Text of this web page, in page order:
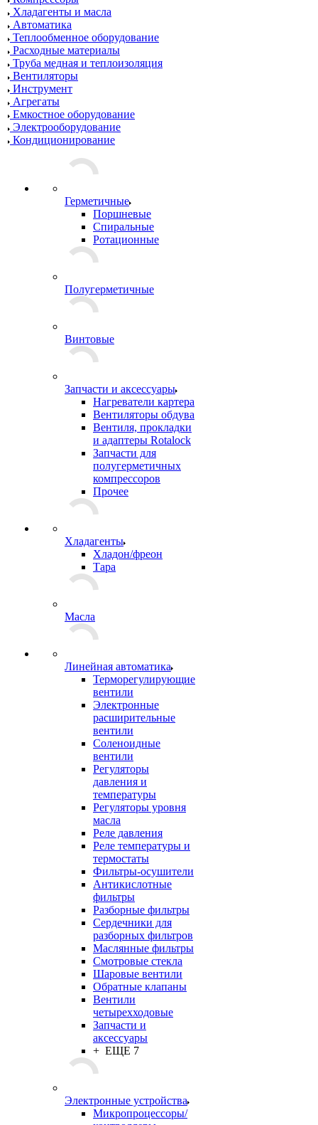
Хладагенты и масла
Автоматика
Теплообменное оборудование
Расходные материалы
Труба медная и теплоизоляция
Вентиляторы
Инструмент
Агрегаты
Емкостное оборудование
Электрооборудование
Кондиционирование
Герметичные
Поршневые
Спиральные
Ротационные
Полугерметичные
Винтовые
Запчасти и аксессуары
Нагреватели картера
Вентиляторы обдува
Вентиля, прокладки
и адаптеры Rotalock
Запчасти для
полугерметичных
компрессоров
Прочее
Хладагенты
Хладон/фреон
Тара
Масла
Линейная автоматика
Терморегулирующие
вентили
Электронные
расширительные
вентили
Соленоидные
вентили
Регуляторы
давления и
температуры
Регуляторы уровня
масла
Реле давления
Реле температуры и
термостаты
Фильтры-осушители
Антикислотные
фильтры
Разборные фильтры
Сердечники для
разборных фильтров
Маслянные фильтры
Смотровые стекла
Шаровые вентили
Обратные клапаны
Вентили
четырехходовые
Запчасти и
аксессуары
+ ЕЩЕ 7
Электронные устройства
Микропроцессоры/